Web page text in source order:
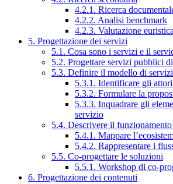
4.2.1. Ricerca
4.2.2. Analisi benchmark
4.2.3. Valutazione euristica
5. Progettazione dei servizi
5.1. Cosa sono i servizi e il
5.2. Progettare servizi pubblici
5.3. Definire il modello di
5.3.1. Identificare gli
5.3.2. Formulare la
5.3.3. Inquadrare gli
servizio
5.4. Descrivere il
5.4.1. Mappare
5.4.2. Rappresentare i
5.5. Co-progettare le soluzioni
5.5.1. Workshop di co-
6. Progettazione dei contenuti